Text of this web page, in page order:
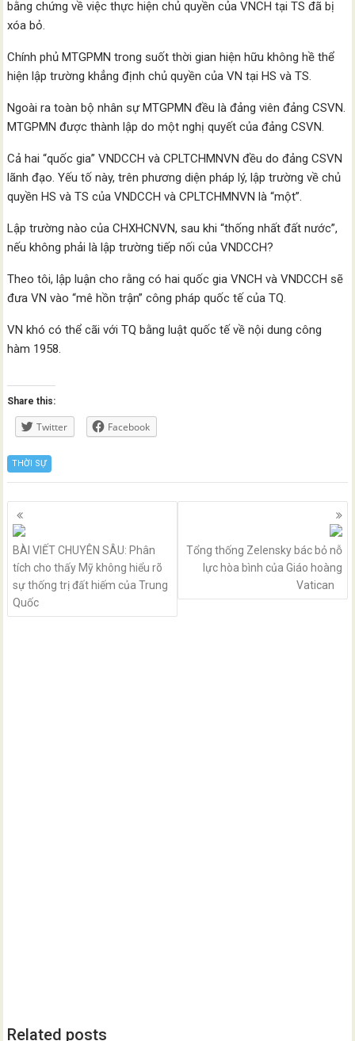
bằng chứng về việc thực hiện chủ quyền của VNCH tại TS đã bị
xóa bỏ.
Chính phủ MTGPMN trong suốt thời gian hiện hữu không hề thể
hiện lập trường khẳng định chủ quyền của VN tại HS và TS.
Ngoài ra toàn bộ nhân sự MTGPMN đều là đảng viên đảng CSVN.
MTGPMN được thành lập do một nghị quyết của đảng CSVN.
Cả hai “quốc gia” VNDCCH và CPLTCHMNVN đều do đảng CSVN
lãnh đạo. Yếu tố này, trên phương diện pháp lý, lập trường về chủ
quyền HS và TS của VNDCCH và CPLTCHMNVN là “một”.
Lập trường nào của CHXHCNVN, sau khi “thống nhất đất nước”,
nếu không phải là lập trường tiếp nối của VNDCCH?
Theo tôi, lập luận cho rằng có hai quốc gia VNCH và VNDCCH sẽ
đưa VN vào “mê hồn trận” công pháp quốc tế của TQ.
VN khó có thể cãi với TQ bằng luật quốc tế về nội dung công
hàm 1958.
Share this:
Twitter Facebook
THỜI SỰ
Posts
navigation
BÀI VIẾT CHUYÊN SÂU: Phân
tích cho thấy Mỹ không hiểu rõ
sự thống trị đất hiếm của Trung
Quốc
Tổng thống Zelensky bác bỏ nỗ
lực hòa bình của Giáo hoàng
Vatican
Related posts